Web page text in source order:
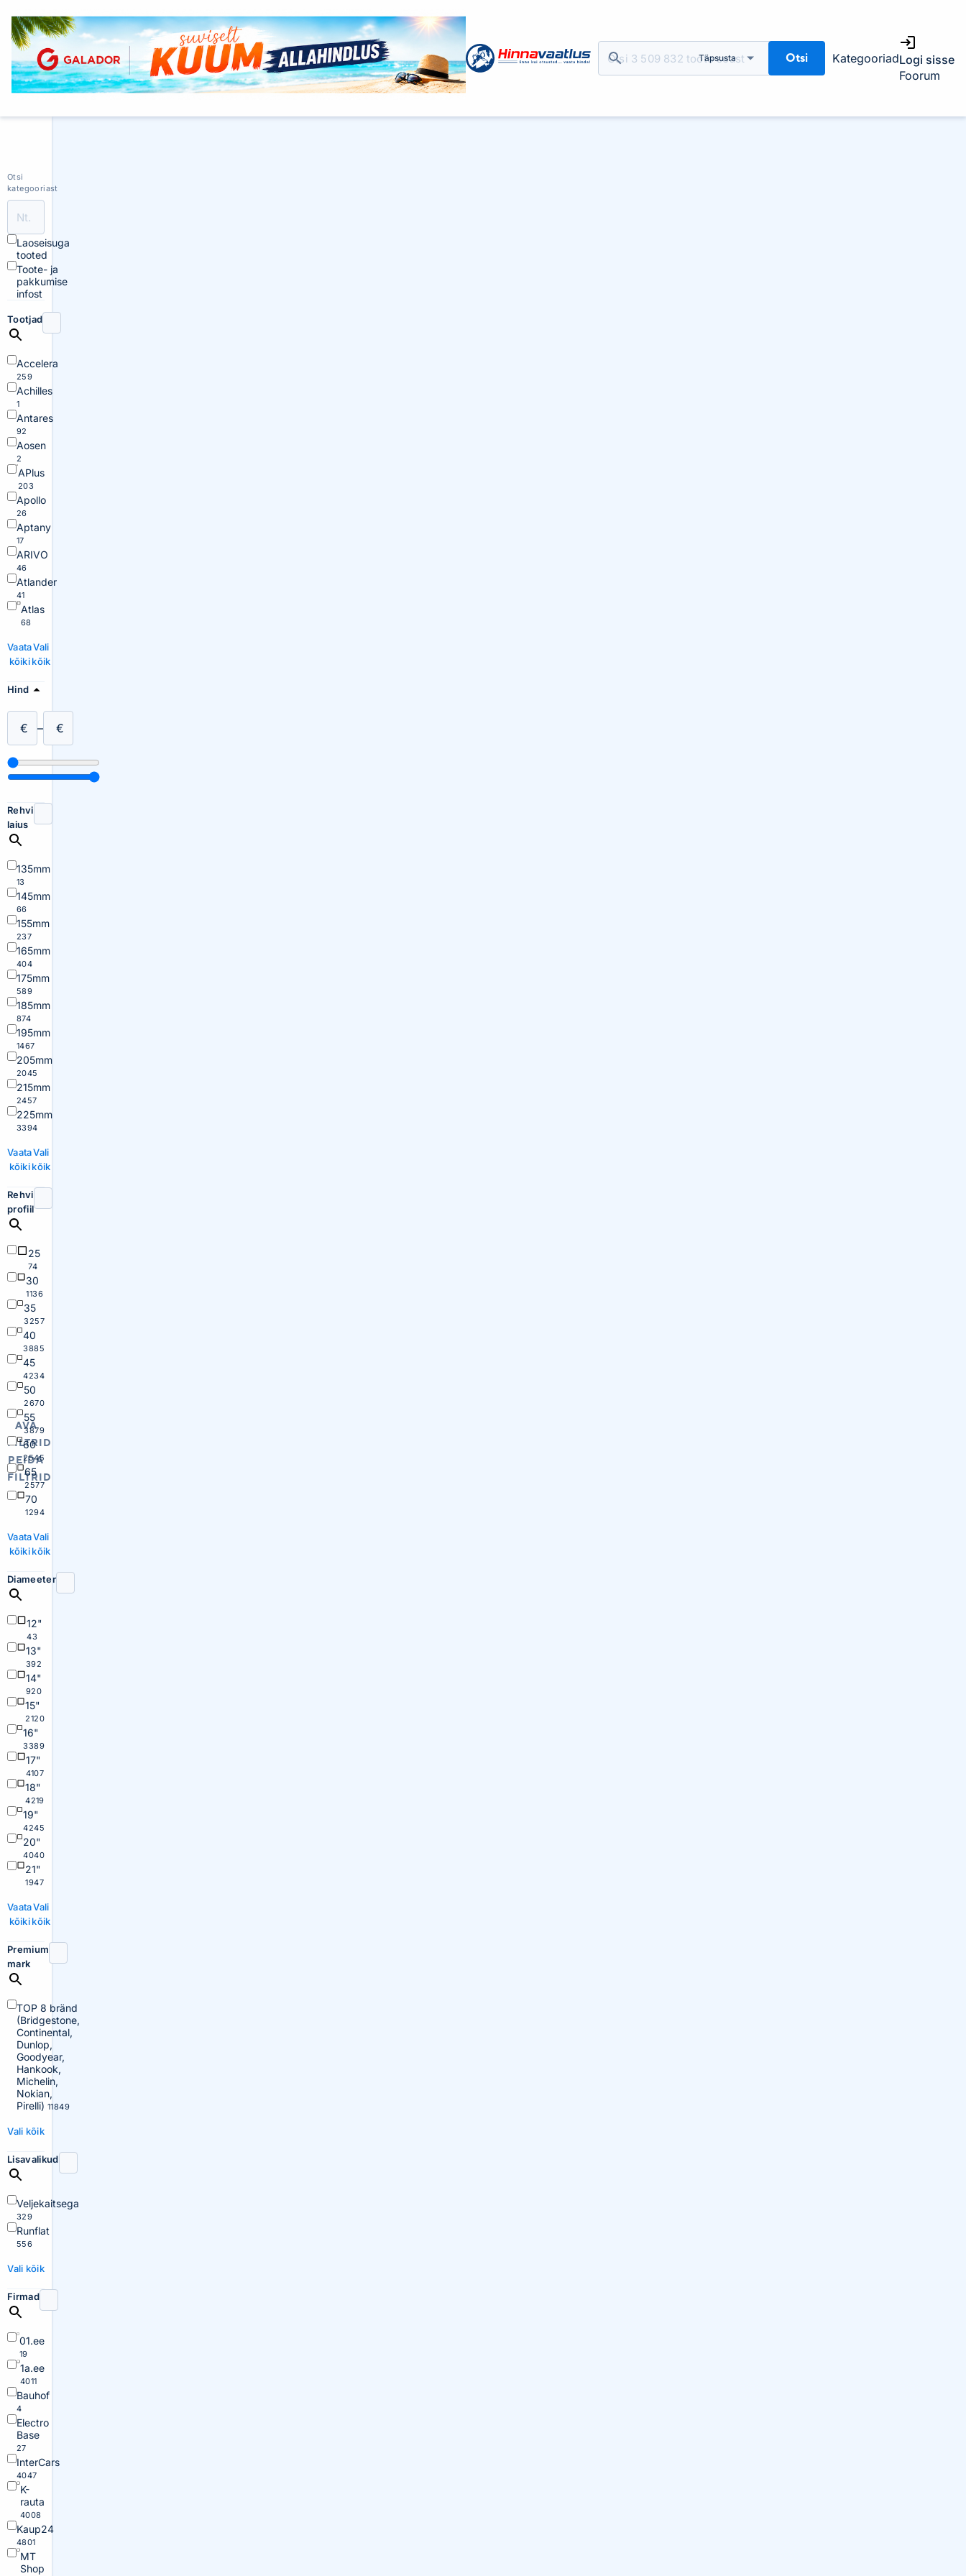
Täpsusta Otsi KategooriadLogi sisse
Foorum
AVA
FILTRID
PEIDA
FILTRID
Otsi
kategooriast
Laoseisuga
tooted
Toote- ja
pakkumise
infost
Tootjad
Accelera
259
Achilles
1
Antares
92
Aosen
2
APlus
203
Apollo
26
Aptany
17
ARIVO
46
Atlander
41
Atlas
68
Vaata
kõiki
Vali
kõik
Hind
€ – €
Rehvi
laius
135mm
13
145mm
66
155mm
237
165mm
404
175mm
589
185mm
874
195mm
1467
205mm
2045
215mm
2457
225mm
3394
Vaata
kõiki
Vali
kõik
Rehvi
profiil
25
74
30
1136
35
3257
40
3885
45
4234
50
2670
55
3879
60
2545
65
2577
70
1294
Vaata
kõiki
Vali
kõik
Diameeter
12"
43
13"
392
14"
920
15"
2120
16"
3389
17"
4107
18"
4219
19"
4245
20"
4040
21"
1947
Vaata
kõiki
Vali
kõik
Premium
mark
TOP 8 bränd
(Bridgestone,
Continental,
Dunlop,
Goodyear,
Hankook,
Michelin,
Nokian,
Pirelli) 11849
Vali kõik
Lisavalikud
Veljekaitsega
329
Runflat
556
Vali kõik
Firmad
01.ee
19
1a.ee
4011
Bauhof
4
Electro
Base
27
InterCars
4047
K-
rauta
4008
Kaup24
4801
MT
Shop